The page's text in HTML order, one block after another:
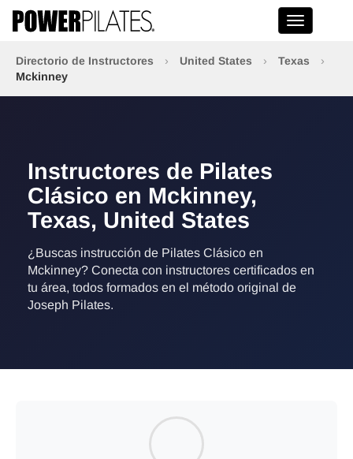
Toggle
Directorio de Instructores › United States › Texas
›
Mckinney
Instructores de Pilates
Clásico en Mckinney,
Texas, United States
¿Buscas instrucción de Pilates Clásico en
Mckinney? Conecta con instructores certificados en
tu área, todos formados en el método original de
Joseph Pilates.